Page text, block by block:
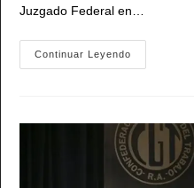
Juzgado Federal en…
Continuar Leyendo
Y
Declarar
De
Interés
Legislativo
El